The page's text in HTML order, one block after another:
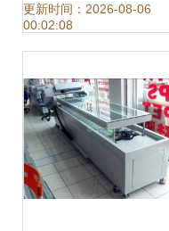
用与市场趋势
更新时间：2026-08-06
00:02:08